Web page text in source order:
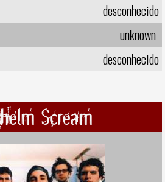
desconhecido
unknown
desconhecido
Scream